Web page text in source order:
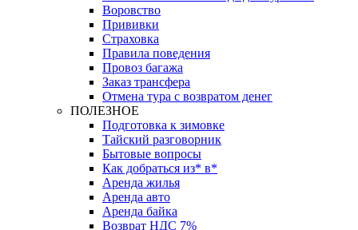
Воровство
Прививки
Страховка
Правила поведения
Провоз багажа
Заказ трансфера
Отмена тура с возвратом денег
ПОЛЕЗНОЕ
Подготовка к зимовке
Тайский разговорник
Бытовые вопросы
Как добраться из* в*
Аренда жилья
Аренда авто
Аренда байка
Возврат НДС 7%